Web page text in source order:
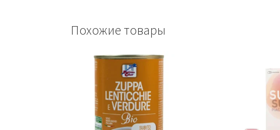
Похожие товары